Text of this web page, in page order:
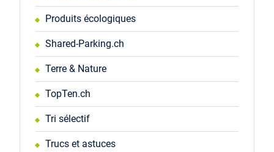
Produits écologiques
Shared-Parking.ch
Terre & Nature
TopTen.ch
Tri sélectif
Trucs et astuces